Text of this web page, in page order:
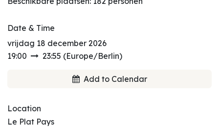
Date & Time
vrijdag 18 december 2026
19:00
23:55 (Europe/Berlin)
Add to Calendar
Location
Le Plat Pays